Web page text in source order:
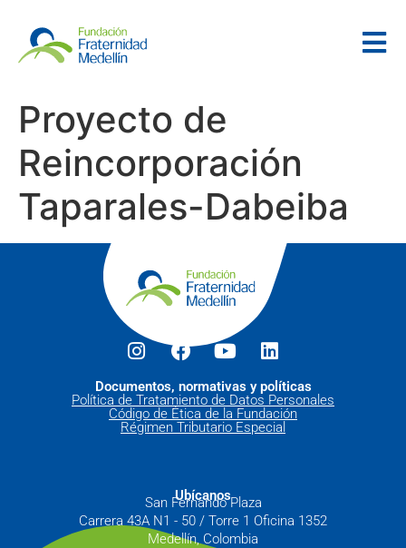
Proyecto de
Reincorporación
Taparales-Dabeiba
Documentos, normativas y políticas
Política de Tratamiento de Datos Personales
Código de Ética de la Fundación
Régimen Tributario Especial
Ubícanos
San Fernando Plaza
Carrera 43A N1 - 50 / Torre 1 Oficina 1352
Medellín, Colombia